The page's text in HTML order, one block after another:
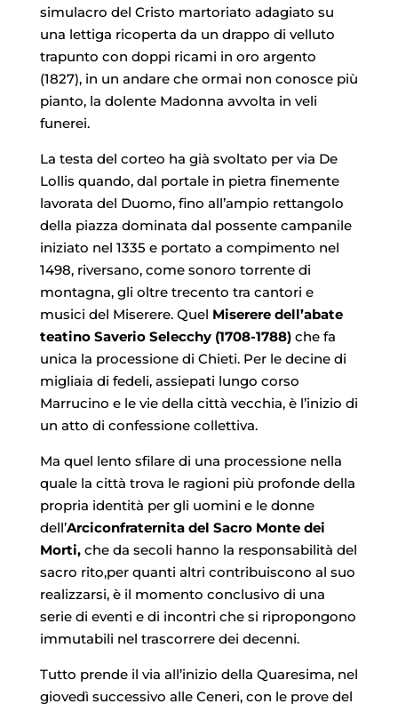
simulacro del Cristo martoriato adagiato su
una lettiga ricoperta da un drappo di velluto
trapunto con doppi ricami in oro argento
(1827), in un andare che ormai non conosce più
pianto, la dolente Madonna avvolta in veli
funerei.
La testa del corteo ha già svoltato per via De
Lollis quando, dal portale in pietra finemente
lavorata del Duomo, fino all’ampio rettangolo
della piazza dominata dal possente campanile
iniziato nel 1335 e portato a compimento nel
1498, riversano, come sonoro torrente di
montagna, gli oltre trecento tra cantori e
musici del Miserere. Quel Miserere dell’abate
teatino Saverio Selecchy (1708-1788)che fa
unica la processione di Chieti. Per le decine di
migliaia di fedeli, assiepati lungo corso
Marrucino e le vie della città vecchia, è l’inizio di
un atto di confessione collettiva.
Ma quel lento sfilare di una processione nella
quale la città trova le ragioni più profonde della
propria identità per gli uomini e le donne
dell’Arciconfraternita del Sacro Monte dei
Morti,che da secoli hanno la responsabilità del
sacro rito,per quanti altri contribuiscono al suo
realizzarsi, è il momento conclusivo di una
serie di eventi e di incontri che si ripropongono
immutabili nel trascorrere dei decenni.
Tutto prende il via all’inizio della Quaresima, nel
giovedì successivo alle Ceneri, con le prove del